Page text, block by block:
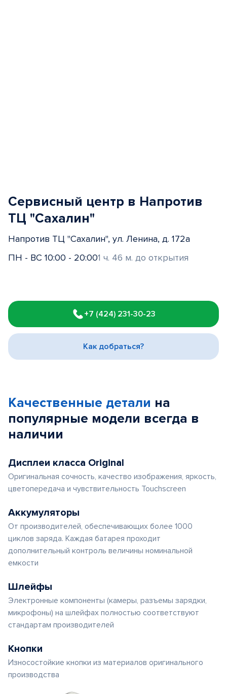
Сервисный центр в Напротив
ТЦ "Сахалин"
Напротив ТЦ "Сахалин", ул. Ленина, д. 172а
ПН - ВС 10:00 - 20:001 ч. 46 м. до открытия
1
of
3
+7 (424) 231-30-23
Как добраться?
Качественные детали на
популярные модели всегда в
наличии
Дисплеи класса Original
Оригинальная сочность, качество изображения, яркость,
цветопередача и чувствительность Touchscreen
Аккумуляторы
От производителей, обеспечивающих более 1000
циклов заряда. Каждая батарея проходит
дополнительный контроль величины номинальной
емкости
Шлейфы
Электронные компоненты (камеры, разъемы зарядки,
микрофоны) на шлейфах полностью соответствуют
стандартам производителей
Кнопки
Износостойкие кнопки из материалов оригинального
производства